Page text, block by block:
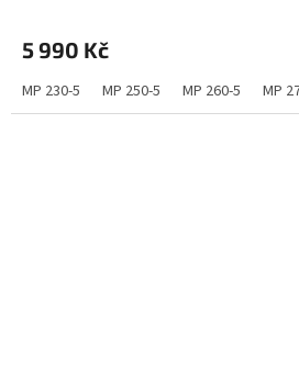
5 990 Kč
MP 230-5 MP 250-5 MP 260-5 MP